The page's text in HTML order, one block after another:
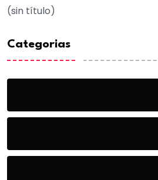
(sin título)
Categorias